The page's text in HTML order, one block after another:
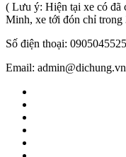
( Lưu ý: Hiện tại xe có đã
Minh, xe tới đón chỉ trong
Số điện thoại: 0905045525
Email: admin@dichung.vn